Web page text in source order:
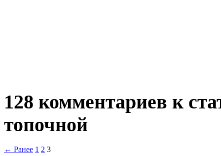
128 комментариев к
топочной
← Ранее 1 2 3